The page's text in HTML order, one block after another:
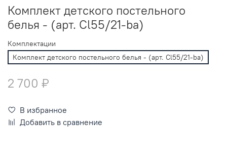
Комплект детского постельного
белья - (арт. Cl55/21-ba)
Комплектации
Комплект детского постельного белья - (арт. Cl55/21-ba)
2 700 ₽
В избранное
Добавить в сравнение